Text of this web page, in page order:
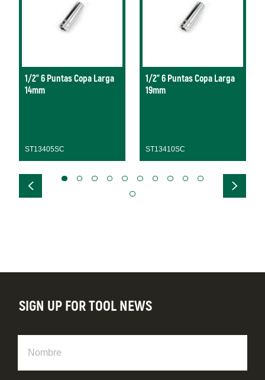
1/2" 6 Puntas Copa Larga
14mm
ST13405SC
1/2" 6 Puntas Copa Larga
19mm
ST13410SC
SIGN UP FOR TOOL NEWS